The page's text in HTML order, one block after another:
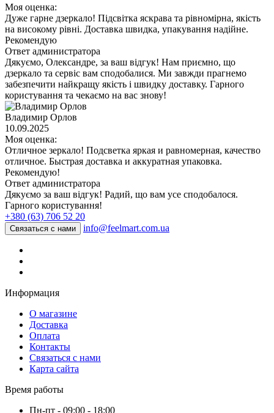
Моя оценка:
Дуже гарне дзеркало! Підсвітка яскрава та рівномірна, якість
на високому рівні. Доставка швидка, упакування надійне.
Рекомендую
Ответ администратора
Дякуємо, Олександре, за ваш відгук! Нам приємно, що
дзеркало та сервіс вам сподобалися. Ми завжди прагнемо
забезпечити найкращу якість і швидку доставку. Гарного
користування та чекаємо на вас знову!
Владимир Орлов
10.09.2025
Моя оценка:
Отличное зеркало! Подсветка яркая и равномерная, качество
отличное. Быстрая доставка и аккуратная упаковка.
Рекомендую!
Ответ администратора
Дякуємо за ваш відгук! Радий, що вам усе сподобалося.
Гарного користування!
+380 (63) 706 52 20
Связаться с нами info@feelmart.com.ua
Информация
О магазине
Доставка
Оплата
Контакты
Связаться с нами
Карта сайта
Время работы
Пн-пт - 09:00 - 18:00